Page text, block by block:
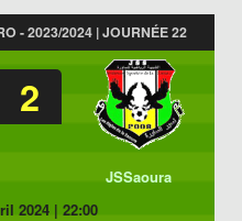
- 2023/2024 | JOURNÉE 22
2
JSSaoura
2024 | 22:00